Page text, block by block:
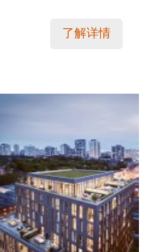
了解详情